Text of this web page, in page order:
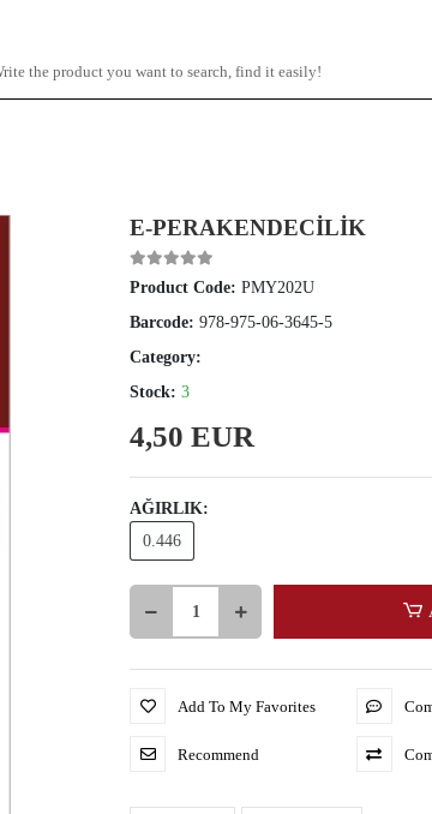
E-PERAKENDECİLİK
Product Code:PMY202U
Barcode:978-975-06-3645-5
Category:
Stock:3
4,50 EUR
AĞIRLIK:
0.446
Add To My Favorites
Recommend